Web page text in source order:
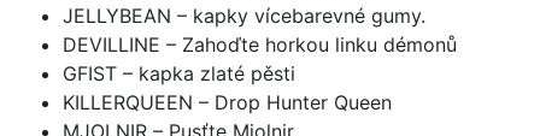
JELLYBEAN – kapky vícebarevné gumy.
DEVILLINE – Zahoďte horkou linku démonů
GFIST – kapka zlaté pěsti
KILLERQUEEN – Drop Hunter Queen
MJOLNIR – Pusťte Mjolnir